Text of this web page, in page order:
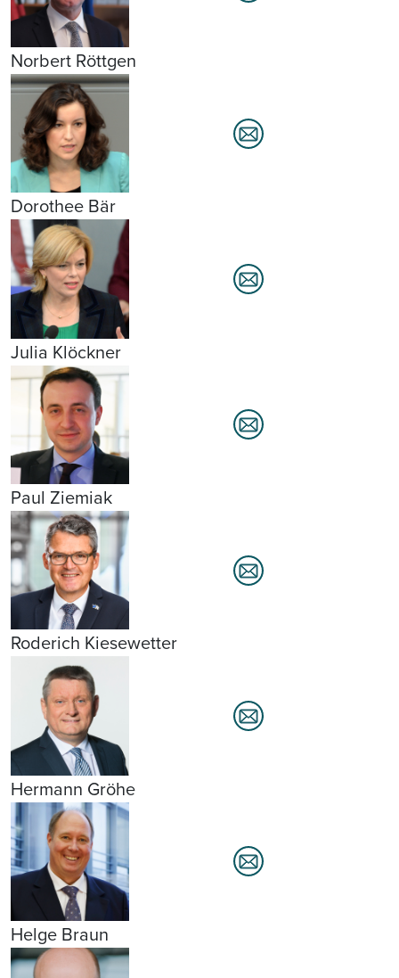
Norbert Röttgen
Dorothee Bär
Julia Klöckner
Paul Ziemiak
Roderich Kiesewetter
Hermann Gröhe
Helge Braun